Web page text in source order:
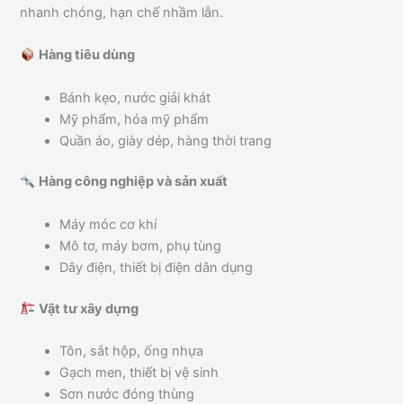
nhanh chóng, hạn chế nhầm lẫn.
Hàng tiêu dùng
Bánh kẹo, nước giải khát
Mỹ phẩm, hóa mỹ phẩm
Quần áo, giày dép, hàng thời trang
Hàng công nghiệp và sản xuất
Máy móc cơ khí
Mô tơ, máy bơm, phụ tùng
Dây điện, thiết bị điện dân dụng
Vật tư xây dựng
Tôn, sắt hộp, ống nhựa
Gạch men, thiết bị vệ sinh
Sơn nước đóng thùng